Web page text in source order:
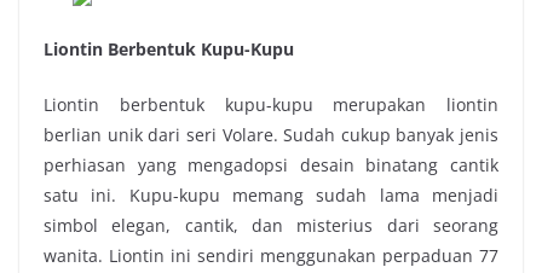
Liontin Berbentuk Kupu-Kupu
Liontin berbentuk kupu-kupu merupakan liontin
berlian unikdari seri Volare. Sudah cukup banyak jenis
perhiasan yang mengadopsi desain binatang cantik
satu ini. Kupu-kupu memang sudah lama menjadi
simbol elegan, cantik, dan misterius dari seorang
wanita. Liontin ini sendiri menggunakan perpaduan 77